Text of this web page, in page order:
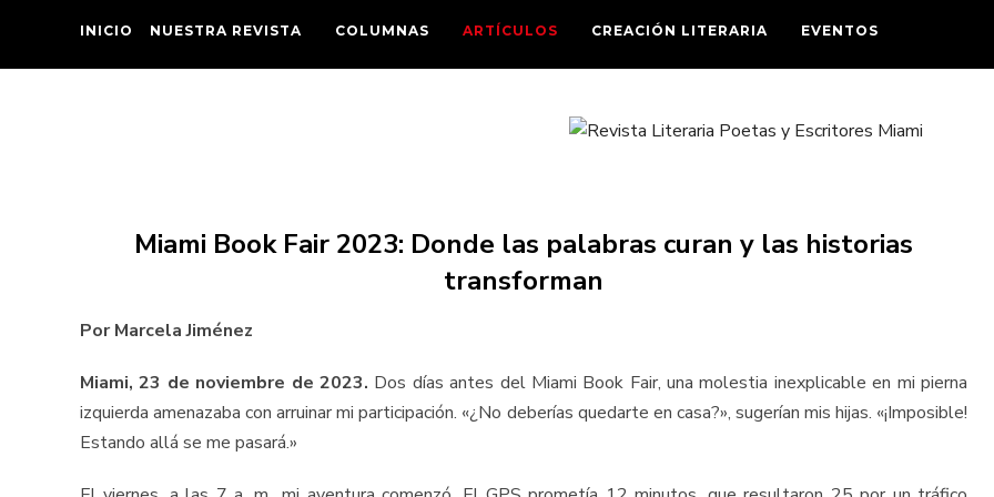
INICIO NUESTRA REVISTA COLUMNAS ARTÍCULOS CREACIÓN LITERARIA EVENTOS
Miami Book Fair 2023: Donde las palabras curan y las historias
transforman
Por Marcela Jiménez
Miami, 23 de noviembre de 2023. Dos días antes del Miami Book Fair, una molestia inexplicable en mi pierna
izquierda amenazaba con arruinar mi participación. «¿No deberías quedarte en casa?», sugerían mis hijas. «¡Imposible!
Estando allá se me pasará.»